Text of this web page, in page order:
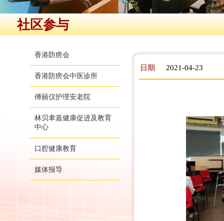
社区参与
香港防痨会
香港防痨会中医诊所
傅丽仪护理安老院
林贝聿嘉健康促进及教育
中心
口腔健康教育
媒体报导
日期 2021-04-23